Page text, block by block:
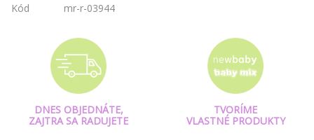
Kód
mr-r-03944
DNES OBJEDNÁTE,
ZAJTRA SA RADUJETE
TVORÍME
VLASTNÉ PRODUKTY